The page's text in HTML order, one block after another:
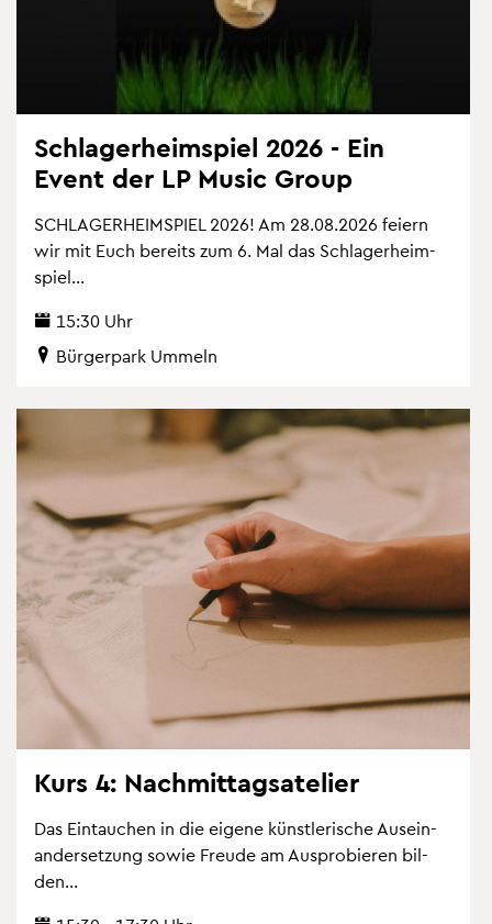
Schla­ger­heim­spiel 2026 - Ein
Event der LP Music Group
SCHLA­GER­HEIM­SPIEL 2026! Am 28.08.2026 fei­ern
wir mit Euch be­reits zum 6. Mal das Schla­ger­heim­
spiel...
15:30 Uhr
Bür­ger­park Um­meln
Kurs 4: Nach­mit­tag­sate­lier
Das Ein­tau­chen in die ei­ge­ne künst­le­ri­sche Aus­ein­
an­der­set­zung sowie Freu­de am Aus­pro­bie­ren bil­
den...